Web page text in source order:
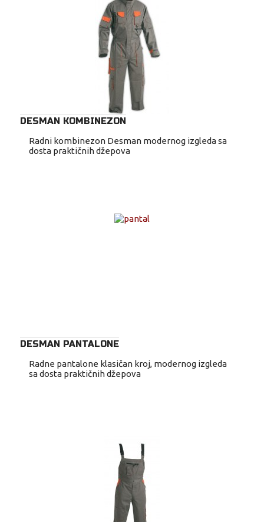
DESMAN KOMBINEZON
Radni kombinezon Desman modernog izgleda sa
dosta praktičnih džepova
DESMAN PANTALONE
Radne pantalone klasičan kroj, modernog izgleda
sa dosta praktičnih džepova